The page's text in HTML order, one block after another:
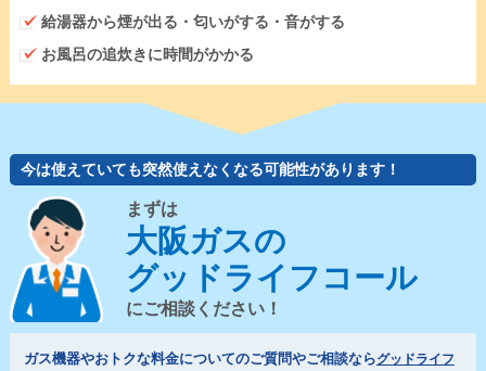
給湯器から煙が出る・匂いがする・音がする
お風呂の追炊きに時間がかかる
今は使えていても突然使えなくなる可能性があります！
まずは
大阪ガスの
グッドライフコール
にご相談ください！
ガス機器やおトクな料金についてのご質問やご相談ならグッドライフ